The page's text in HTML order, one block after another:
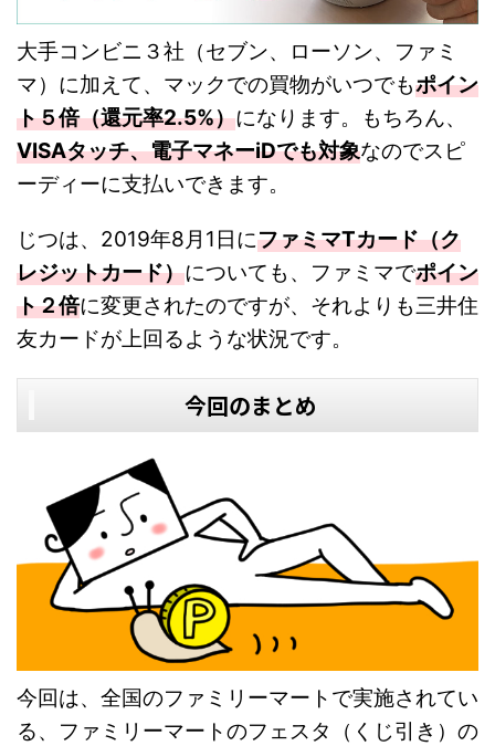
大手コンビニ３社（セブン、ローソン、ファミ
マ）に加えて、マックでの買物がいつでもポイン
ト５倍（還元率2.5%）になります。もちろん、
VISAタッチ、電子マネーiDでも対象なのでスピ
ーディーに支払いできます。
じつは、2019年8月1日にファミマTカード（ク
レジットカード）についても、ファミマでポイン
ト２倍に変更されたのですが、それよりも三井住
友カードが上回るような状況です。
今回のまとめ
今回は、全国のファミリーマートで実施されてい
る、ファミリーマートのフェスタ（くじ引き）の